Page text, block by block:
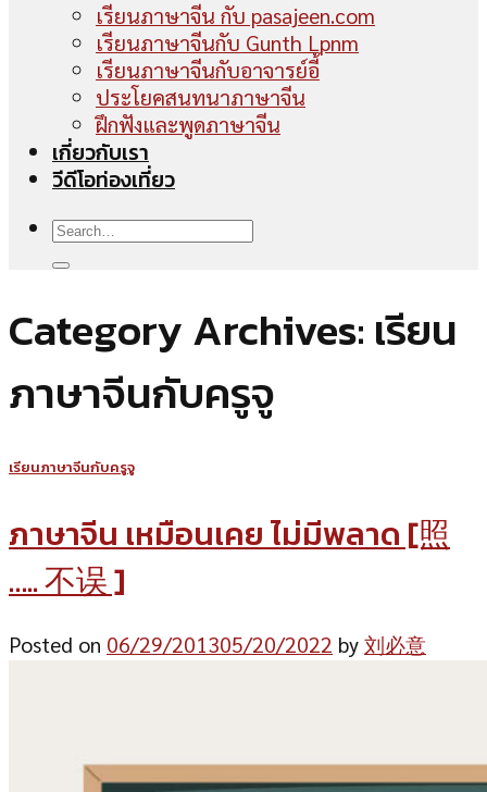
เรียนภาษาจีน กับ pasajeen.com
เรียนภาษาจีนกับ Gunth Lpnm
เรียนภาษาจีนกับอาจารย์อี้
ประโยคสนทนาภาษาจีน
ฝึกฟังและพูดภาษาจีน
เกี่ยวกับเรา
วีดีโอท่องเที่ยว
Category Archives: เรียน
ภาษาจีนกับครูจู
เรียนภาษาจีนกับครูจู
ภาษาจีน เหมือนเคย ไม่มีพลาด [照
….. 不误 ]
Posted on 06/29/201305/20/2022 by 刘必意